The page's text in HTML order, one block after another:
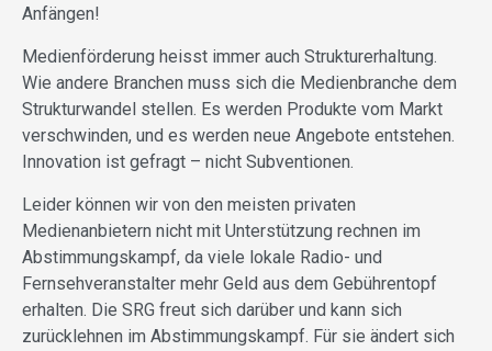
Anfängen!
Medienförderung heisst immer auch Strukturerhaltung.
Wie andere Branchen muss sich die Medienbranche dem
Strukturwandel stellen. Es werden Produkte vom Markt
verschwinden, und es werden neue Angebote entstehen.
Innovation ist gefragt – nicht Subventionen.
Leider können wir von den meisten privaten
Medienanbietern nicht mit Unterstützung rechnen im
Abstimmungskampf, da viele lokale Radio- und
Fernsehveranstalter mehr Geld aus dem Gebührentopf
erhalten. Die SRG freut sich darüber und kann sich
zurücklehnen im Abstimmungskampf. Für sie ändert sich